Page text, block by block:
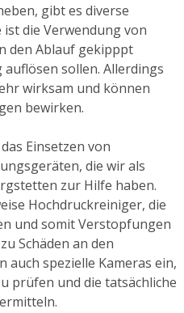
gibt es diverse
die Verwendung von
den Ablauf gekipppt
sollen. Allerdings
wirksam und können
bewirken.
Einsetzen von
die wir als
zur Hilfe haben.
Hochdruckreiniger, die
und somit Verstopfungen
Schäden an den
auch spezielle Kameras ein,
prüfen und die tatsächliche